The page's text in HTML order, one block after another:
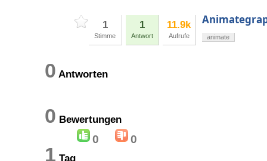
1
Stimme
1
Antwort
11.9k
Aufrufe animate
0 Antworten
0 Bewertungen
0 0
1 Tag